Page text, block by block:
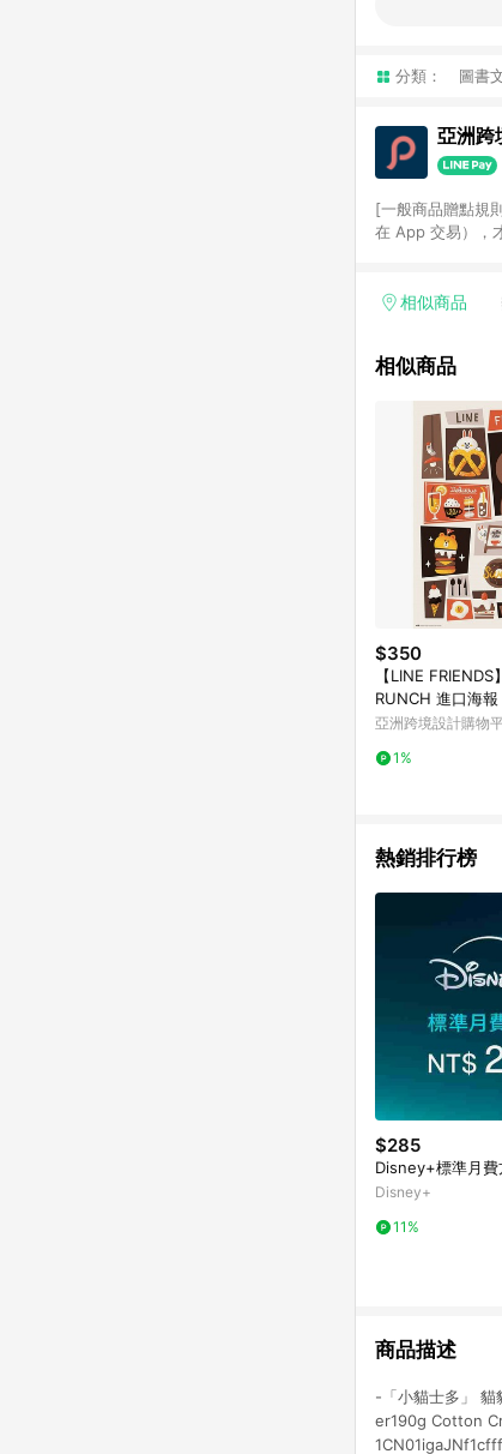
分類： 圖書
亞洲跨
[一般商品贈點規
在 App 交易），
格，部分退款不
使用規則請以點
相似商品
相似商品
$350
【LINE
RUNCH 進口海
莉
亞洲跨境設計購物
1%
熱銷排行榜
$285
Disney+標準月費
Disney+
11%
商品描述
-「小貓士多」
er190g Cotton